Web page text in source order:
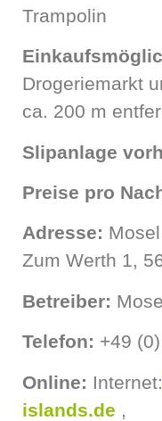
Trampolin
Drogeriemarkt
ca. 200 m
Slipanlage
Preise pro
Adresse:
Zum Werth 1,
Betreiber:
Telefon: +49
Online: Internet:
islands.de ,